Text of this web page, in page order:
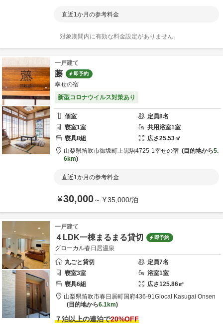
直近1か月の参考料金
対象期間内に有効な料金設定がありません。
一戸建て
藤 即予約
幸せの宿
新型コロナウイルス対策あり
個室 定員8名
寝室1室 共用浴室1室
寝具8組 広さ25.53㎡
山梨県笛吹市御坂町上黒駒4725-1幸せの宿 目的地から5.
6km
直近1か月の参考料金
¥30,000～ ¥35,000/泊
一戸建て
４LDK一棟まるまる貸切 即予約
グローカル春日居温泉
丸ごと貸切
定員7名
寝室3室 浴室1室
寝具6組 広さ125.86㎡
山梨県笛吹市春日居町国府436-91Glocal Kasugai Onsen
目的地から6.1km
７泊以上の連泊で20%OFF